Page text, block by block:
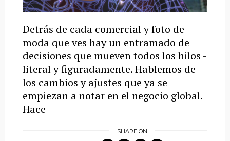
Detrás de cada comercial y foto de
moda que ves hay un entramado de
decisiones que mueven todos los hilos -
literal y figuradamente. Hablemos de
los cambios y ajustes que ya se
empiezan a notar en el negocio global.
Hace
SHARE ON